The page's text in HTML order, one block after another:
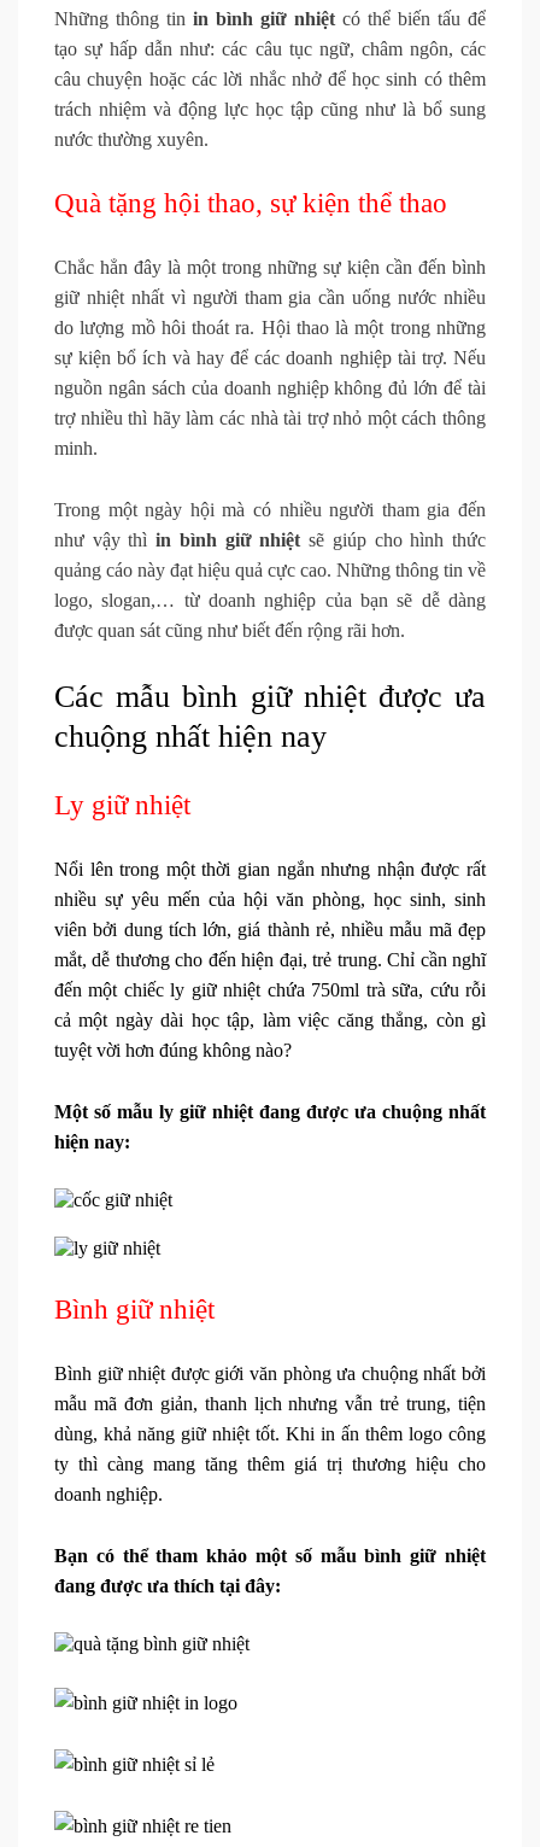
Những thông tin in bình giữ nhiệtcó thể biến tấu để
tạo sự hấp dẫn như: các câu tục ngữ, châm ngôn, các
câu chuyện hoặc các lời nhắc nhở để học sinh có thêm
trách nhiệm và động lực học tập cũng như là bổ sung
nước thường xuyên.
Quà tặng hội thao, sự kiện thể thao
Chắc hẳn đây là một trong những sự kiện cần đến bình
giữ nhiệt nhất vì người tham gia cần uống nước nhiều
do lượng mồ hôi thoát ra. Hội thao là một trong những
sự kiện bổ ích và hay để các doanh nghiệp tài trợ. Nếu
nguồn ngân sách của doanh nghiệp không đủ lớn để tài
trợ nhiều thì hãy làm các nhà tài trợ nhỏ một cách thông
minh.
Trong một ngày hội mà có nhiều người tham gia đến
như vậy thì in bình giữ nhiệtsẽ giúp cho hình thức
quảng cáo này đạt hiệu quả cực cao. Những thông tin về
logo, slogan,… từ doanh nghiệp của bạn sẽ dễ dàng
được quan sát cũng như biết đến rộng rãi hơn.
Các mẫu bình giữ nhiệt được ưa
chuộng nhất hiện nay
Ly giữ nhiệt
Nổi lên trong một thời gian ngắn nhưng nhận được rất
nhiều sự yêu mến của hội văn phòng, học sinh, sinh
viên bởi dung tích lớn, giá thành rẻ, nhiều mẫu mã đẹp
mắt, dễ thương cho đến hiện đại, trẻ trung. Chỉ cần nghĩ
đến một chiếc ly giữ nhiệt chứa 750ml trà sữa, cứu rỗi
cả một ngày dài học tập, làm việc căng thẳng, còn gì
tuyệt vời hơn đúng không nào?
Một số mẫu ly giữ nhiệt đang được ưa chuộng nhất
hiện nay:
Bình giữ nhiệt
Bình giữ nhiệt được giới văn phòng ưa chuộng nhất bởi
mẫu mã đơn giản, thanh lịch nhưng vẫn trẻ trung, tiện
dùng, khả năng giữ nhiệt tốt. Khi in ấn thêm logo công
ty thì càng mang tăng thêm giá trị thương hiệu cho
doanh nghiệp.
Bạn có thể tham khảo một số mẫu bình giữ nhiệt
đang được ưa thích tại đây: